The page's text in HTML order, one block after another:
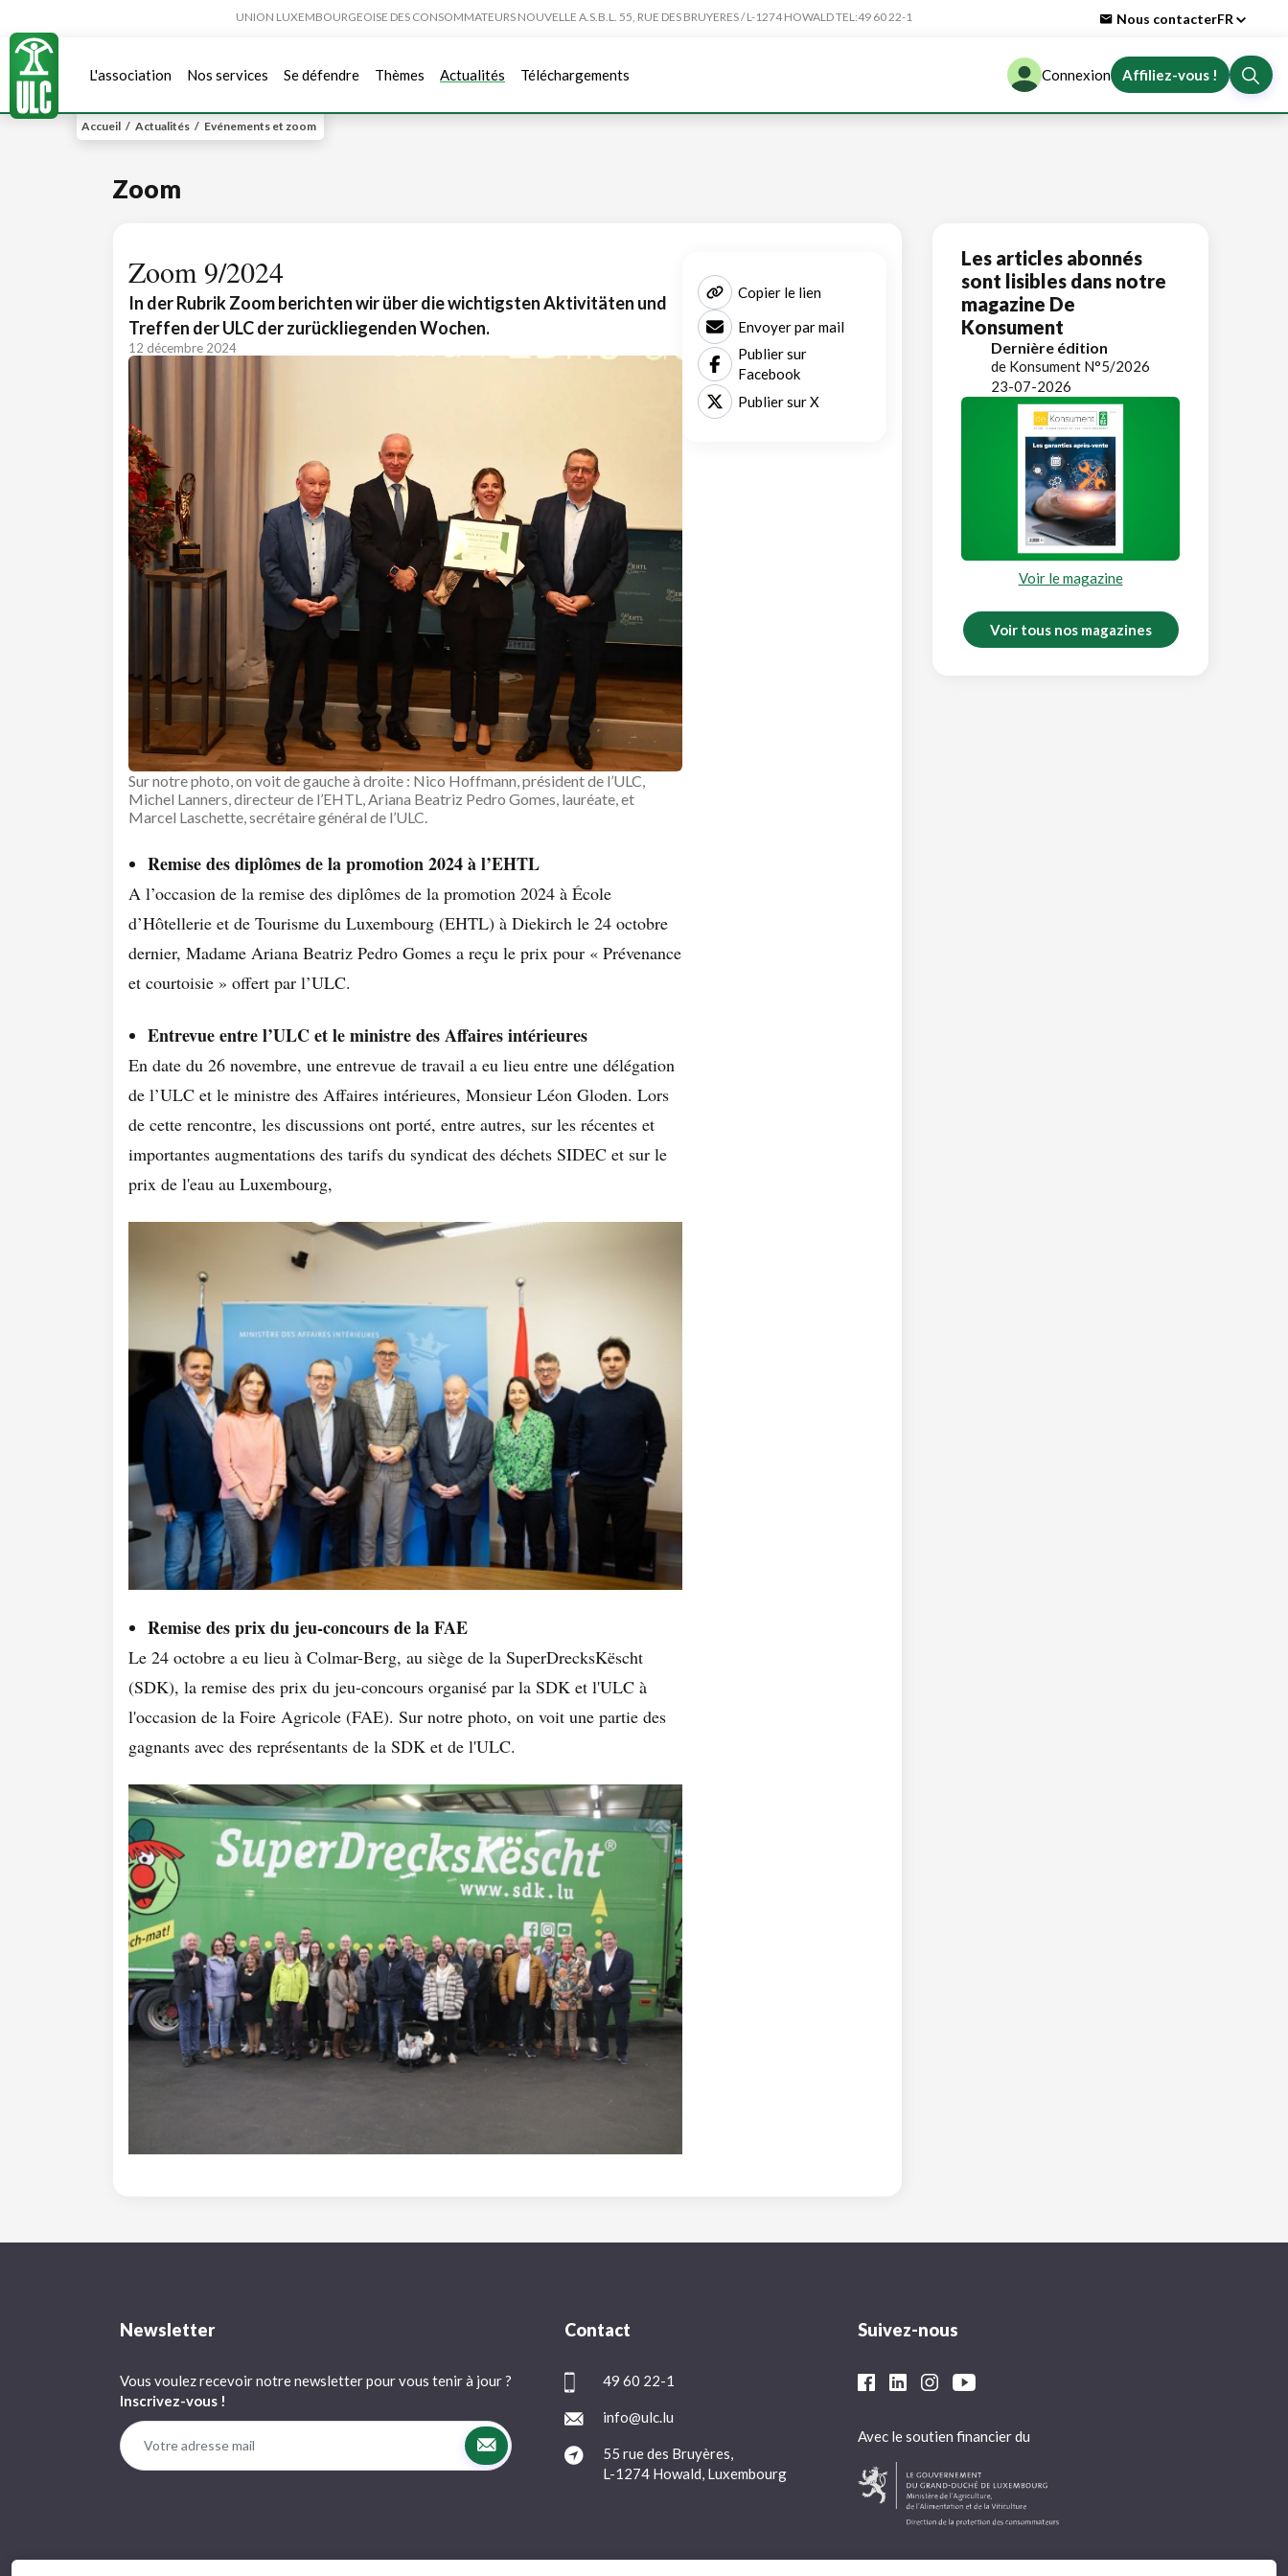
UNION LUXEMBOURGEOISE DES CONSOMMATEURS NOUVELLE A.S.B.L. 55, RUE DES BRUYERES / L-1274 HOWALD TEL:49 60 22-1 Nous contacterFR
L'association Nos services Se défendre Thèmes Actualités Téléchargements Connexion Affiliez-vous !
Accueil / Actualités / Evénements et zoom
Zoom
Zoom 9/2024
In der Rubrik Zoom berichten wir über die wichtigsten Aktivitäten und
Treffen der ULC der zurückliegenden Wochen.
12 décembre 2024
Sur notre photo, on voit de gauche à droite : Nico Hoffmann, président de l’ULC,
Michel Lanners, directeur de l’EHTL, Ariana Beatriz Pedro Gomes, lauréate, et
Marcel Laschette, secrétaire général de l’ULC.
Remise des diplômes de la promotion 2024 à l’EHTL
A l’occasion de la remise des diplômes de la promotion 2024 à École
d’Hôtellerie et de Tourisme du Luxembourg (EHTL) à Diekirch le 24 octobre
dernier, Madame Ariana Beatriz Pedro Gomes a reçu le prix pour « Prévenance
et courtoisie » offert par l’ULC.
Entrevue entre l’ULC et le ministre des Affaires intérieures
En date du 26 novembre, une entrevue de travail a eu lieu entre une délégation
de l’ULC et le ministre des Affaires intérieures, Monsieur Léon Gloden. Lors
de cette rencontre, les discussions ont porté, entre autres, sur les récentes et
importantes augmentations des tarifs du syndicat des déchets SIDEC et sur le
prix de l'eau au Luxembourg,
Remise des prix du jeu-concours de la FAE
Le 24 octobre a eu lieu à Colmar-Berg, au siège de la SuperDrecksKëscht
(SDK), la remise des prix du jeu-concours organisé par la SDK et l'ULC à
l'occasion de la Foire Agricole (FAE). Sur notre photo, on voit une partie des
gagnants avec des représentants de la SDK et de l'ULC.
Copier le lien
Envoyer par mail
Publier sur
Facebook
Publier sur X
Les articles abonnés
sont lisibles dans notre
magazine De
Konsument
Dernière édition
de Konsument N°5/2026
23-07-2026
Voir le magazine
Voir tous nos magazines
Newsletter
Vous voulez recevoir notre newsletter pour vous tenir à jour ?
Inscrivez-vous !
Contact
49 60 22-1
info@ulc.lu
55 rue des Bruyères,
L-1274 Howald, Luxembourg
Suivez-nous
Avec le soutien financier du